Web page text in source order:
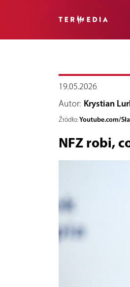
19.05.2026
Autor: Krystian
Źródło: Youtube.com/
NFZ robi,